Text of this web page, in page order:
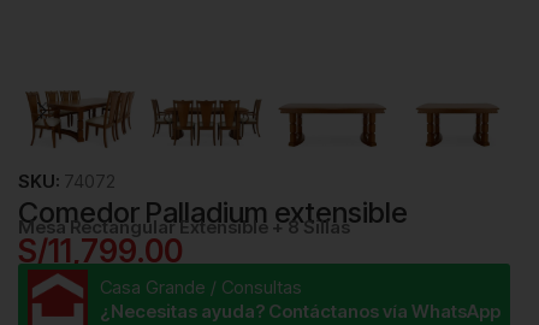
Comedor Palladium extensible
SKU: 74072
Mesa Rectangular Extensible + 8 Sillas
S/11,799.00
Casa Grande / Consultas
¿Necesitas ayuda? Contáctanos vía WhatsApp